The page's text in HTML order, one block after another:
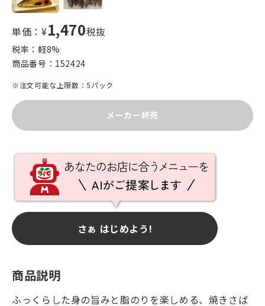
単価：¥1,470税抜
税率：軽8%
商品番号： 152424
※注文可能な上限数：5パック
メーカー終売
さぁ はじめよう!
商品説明
ふっくらした身の旨みと脂のりを楽しめる、焼きさば